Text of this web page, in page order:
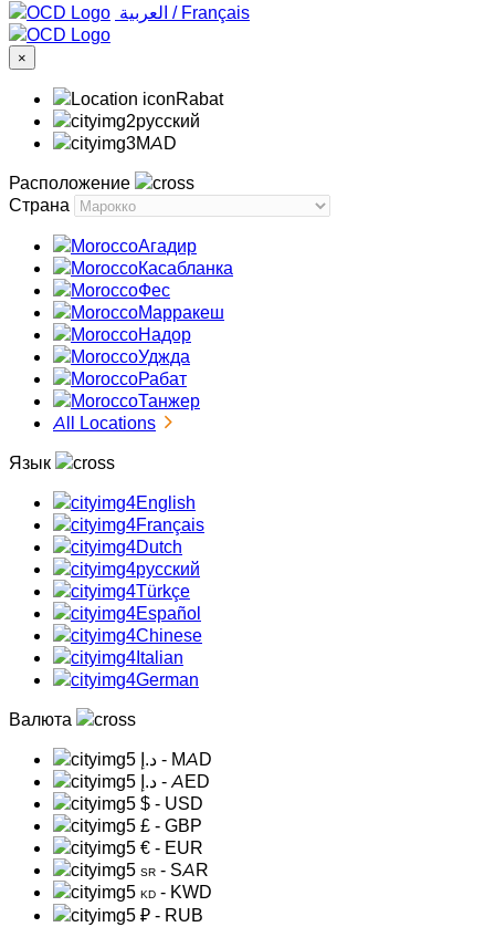
‏العربية ‏ / Français
×
Rabat
русский
MAD
Расположение
Страна
Агадир
Касабланка
Фес
Марракеш
Надор
Уджда
Рабат
Танжер
All Locations
Язык
English
Français
Dutch
русский
Türkçe
Español
Chinese
Italian
German
Валюта
د.إ - MAD
د.إ - AED
$ - USD
£ - GBP
€ - EUR
SR - SAR
KD - KWD
₽ - RUB